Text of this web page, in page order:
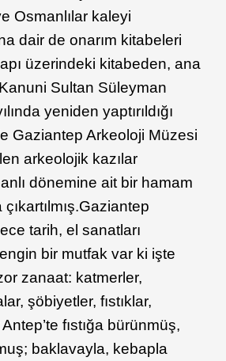
Osmanlılar kaleyi
dair de onarım kitabeleri
üzerindeki kitabeden, ana
Sultan Süleyman
yeniden yaptırıldığı
Gaziantep Arkeoloji Müzesi
arkeolojik kazılar
dönemine ait bir hamam
tarih, el sanatları
bir mutfak var ki işte
zanaat: katmerler,
şöbiyetler, fıstıklar,
fıstığa bürünmüş,
baklavayla, kebapla